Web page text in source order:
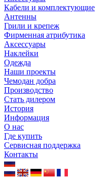
Кабели и комплектующие
Антенны
Грили и крепеж
Фирменная атрибутика
Аксессуары
Наклейки
Одежда
Наши проекты
Чемодан добра
Производство
Стать дилером
История
Информация
О нас
Где купить
Сервисная поддержка
Контакты